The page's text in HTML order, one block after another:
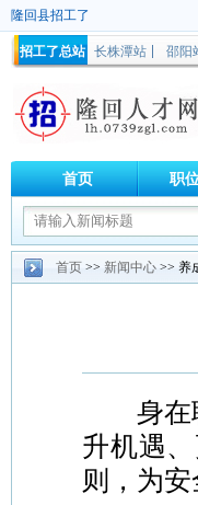
隆回县招工了
招工了总站 长株潭站 邵阳
首页 职
首页 >> 新闻中心 >> 养
身在
升机遇
则，为